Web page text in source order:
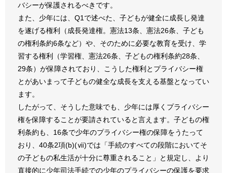
バシーが保護されるべきです。
また、少年には、Q1で述べた、子どもが健全に成長し発達
を遂げる権利（成長発達権。憲法13条、憲法26条、子ども
の権利条約6条など）や、そのために必要な教育を受け、学
習する権利（学習権、憲法26条、子どもの権利条約28条、
29条）が保障されており、こうした権利とプライバシー権
とがあいまって子どもの健全な成長を支える基盤となってい
ます。
したがって、そうした意味でも、少年には厚くプライバシー
権を保障することが要請されていると言えます。子どもの権
利条約も、16条で少年のプライバシー権の保障をうたって
おり、40条2項(b)(ⅶ)では「手続のすべての段階においてそ
の子どもの私生活が十分に尊重されること」と規定し、より
直接的に少年司法手続での少年のプライバシーの保護を要求